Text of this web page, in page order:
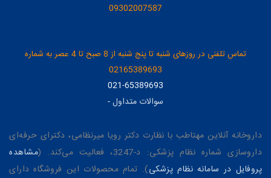
09302007587
تماس تلفنی در روزهای شنبه تا پنج شنبه از 8 صبح تا 4 عصر به شماره
02165389693
021-65389693
سوالات متداول-
داروخانه آنلاین مهتاطب با نظارت دکتر رویا میرنظامی، دکترای حرفه‌ای
داروسازی شماره نظام پزشکی: د-3247، فعالیت می‌کند. (
مشاهده
پروفایل در سامانه نظام پزشکی). تمام محصولات این فروشگاه دارای